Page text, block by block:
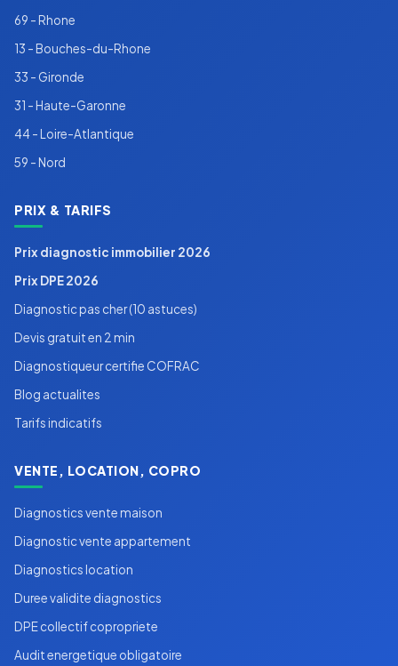
69 - Rhone
13 - Bouches-du-Rhone
33 - Gironde
31 - Haute-Garonne
44 - Loire-Atlantique
59 - Nord
PRIX & TARIFS
Prix diagnostic immobilier 2026
Prix DPE 2026
Diagnostic pas cher (10 astuces)
Devis gratuit en 2 min
Diagnostiqueur certifie COFRAC
Blog actualites
Tarifs indicatifs
VENTE, LOCATION, COPRO
Diagnostics vente maison
Diagnostic vente appartement
Diagnostics location
Duree validite diagnostics
DPE collectif copropriete
Audit energetique obligatoire